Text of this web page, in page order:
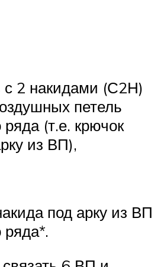
с 2 накидами (С2Н)
петель
(т.е. крючок
из ВП),
под арку из ВП